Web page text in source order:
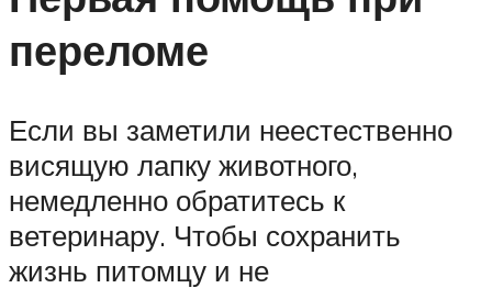
переломе
Если вы заметили неестественно
висящую лапку животного,
немедленно обратитесь к
ветеринару. Чтобы сохранить
жизнь питомцу и не